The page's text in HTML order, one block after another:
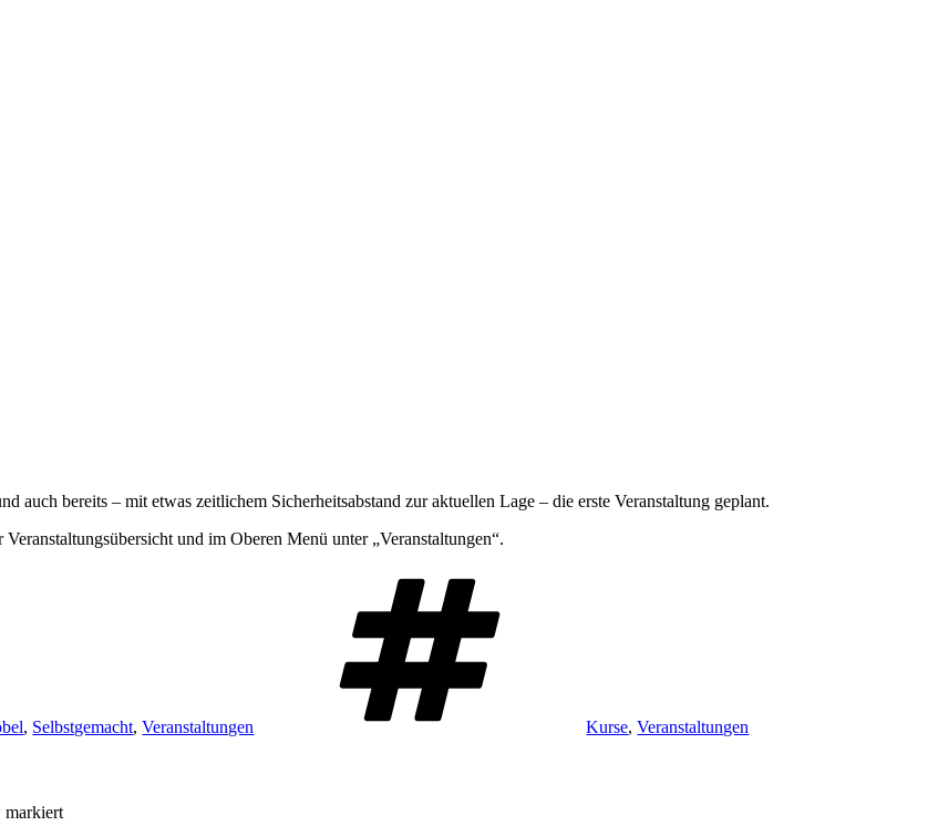
auch bereits – mit etwas zeitlichem Sicherheitsabstand zur aktuellen Lage – die erste Veranstaltung geplant.
und im Oberen Menü unter „Veranstaltungen“.
, Selbstgemacht,Veranstaltungen Kurse,Veranstaltungen
markiert